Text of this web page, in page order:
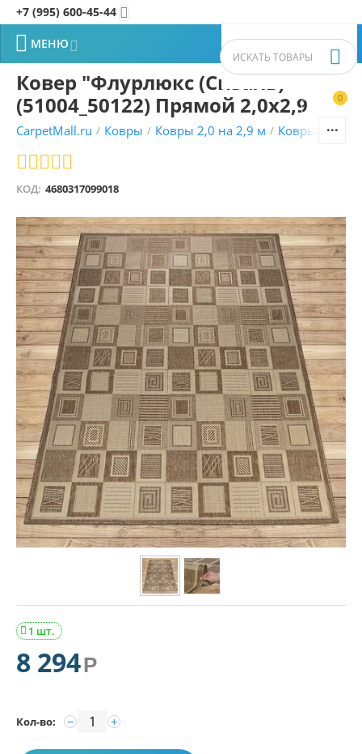
+7 (995) 600-45-44 
0



 МЕНЮ
Ковер "Флурлюкс (Сизаль)"
(51004_50122) Прямой 2,0х2,9
CarpetMall.ru / Ковры / Ковры 2,0 на 2,9 м / Ковры
КОД: 4680317099018
1 шт.

8 294Р
Кол-во: +
−